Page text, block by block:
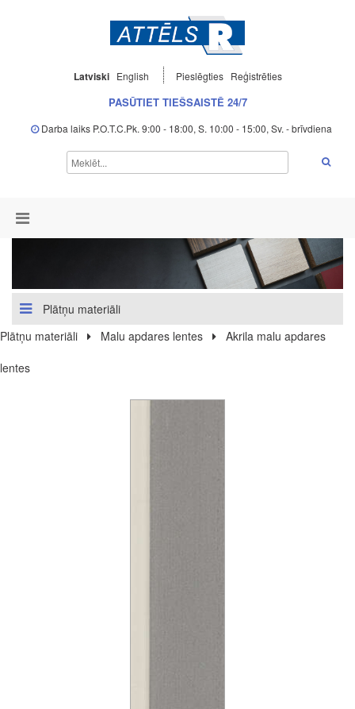
Latviski English Pieslēgties Reģistrēties
PASŪTIET TIEŠSAISTĒ 24/7
Darba laiks P.O.T.C.Pk. 9:00 - 18:00, S. 10:00 - 15:00, Sv. - brīvdiena
Plātņu materiāli
Plātņu materiāli
Malu apdares lentes
Akrila malu apdares
lentes